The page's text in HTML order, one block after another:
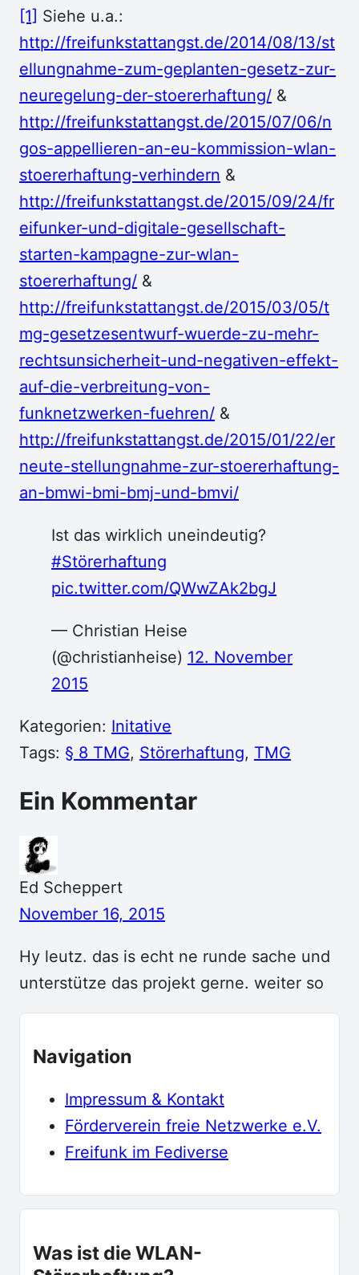
[1] Siehe u.a.:
http://freifunkstattangst.de/2014/08/13/st
ellungnahme-zum-geplanten-gesetz-zur-
neuregelung-der-stoererhaftung/ &
http://freifunkstattangst.de/2015/07/06/n
gos-appellieren-an-eu-kommission-wlan-
stoererhaftung-verhindern &
http://freifunkstattangst.de/2015/09/24/fr
eifunker-und-digitale-gesellschaft-
starten-kampagne-zur-wlan-
stoererhaftung/ &
http://freifunkstattangst.de/2015/03/05/t
mg-gesetzesentwurf-wuerde-zu-mehr-
rechtsunsicherheit-und-negativen-effekt-
auf-die-verbreitung-von-
funknetzwerken-fuehren/ &
http://freifunkstattangst.de/2015/01/22/er
neute-stellungnahme-zur-stoererhaftung-
an-bmwi-bmi-bmj-und-bmvi/
Ist das wirklich uneindeutig?
#Störerhaftung
pic.twitter.com/QWwZAk2bgJ
— Christian Heise
(@christianheise) 12. November
2015
Kategorien: Initative
Tags: § 8 TMG, Störerhaftung, TMG
Ein Kommentar
Ed Scheppert
November 16, 2015
Hy leutz. das is echt ne runde sache und
unterstütze das projekt gerne. weiter so
Navigation
Impressum & Kontakt
Förderverein freie Netzwerke e.V.
Freifunk im Fediverse
Was ist die WLAN-